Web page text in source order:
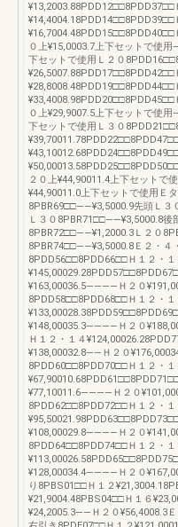
¥13,2003.88PDD12□□8PDD37□□
¥14,4004.18PDD14□□8PDD39□□
０上¥15,0003.7上下セットで使
下セットで使用Ｌ２０
¥26,5007.88PDD17□□8PDD42□□
¥28,8008.48PDD19□□8PDD44□□
０上¥29,9007.5上下セットで使
下セットで使用Ｌ３０
２０上¥44,90011.4上下セット
¥44,90011.0上下セットで使用Ｅ
8PBR69□□――¥3,5000.9先頭Ｌ３
Ｌ３０8PBR71□□――¥3,5000.8後
8PBR72□□――¥1,2000.3Ｌ２０
8PBR74□□――¥3,5000.8Ｅ２・４
8PDD56□□8PDD66□□Ｈ１２・１
¥163,00036.5――――Ｈ２０
8PDD58□□8PDD68□□Ｈ１２・１
¥148,00035.3――――Ｈ２０
Ｈ１２・１４
¥138,00032.8――Ｈ２０
8PDD60□□8PDD70□□Ｈ１２・１
¥77,10011.6――――Ｈ２０
8PDD62□□8PDD72□□Ｈ１２・１
¥108,00029.8――――Ｈ２０
8PDD64□□8PDD74□□Ｈ１２・１
¥128,00034.4――――Ｈ２０
り8PBS01□□Ｈ１２
¥21,9004.48PBS04□□Ｈ１６
¥24,2005.3――Ｈ２０¥56,4008.3